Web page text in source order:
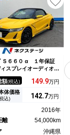
Ｓ６６０ α １年保証
スプレイオーディオ
カメラ 禁煙車 レザー
スマートキー ＬＥＤ
ＥＴＣ 純正１５イン
ミ オートライト オー
ルシフト
額(税込) 149.9万円
体価格
込) 142.7万円
2016年
離
54,000km
沖縄県